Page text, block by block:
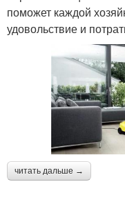
поможет каждой
удовольствие и
читать дальше →